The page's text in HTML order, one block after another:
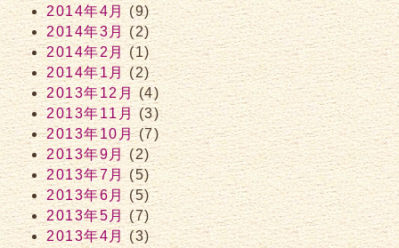
2014年4月(9)
2014年3月(2)
2014年2月(1)
2014年1月(2)
2013年12月(4)
2013年11月(3)
2013年10月(7)
2013年9月(2)
2013年7月(5)
2013年6月(5)
2013年5月(7)
2013年4月(3)